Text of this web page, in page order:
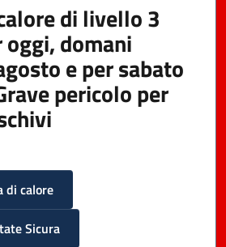
di livello 3
domani
e per sabato
pericolo per
di calore
Sicura